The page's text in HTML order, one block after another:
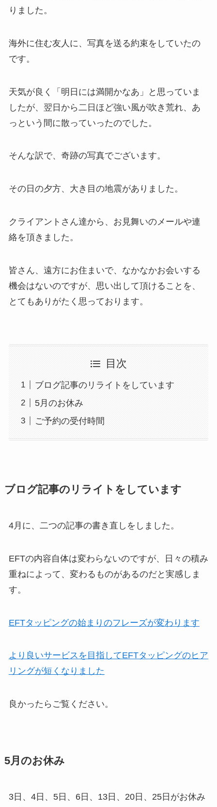
りました。
海外に住む友人に、写真を送る約束をしていたの
です。
天気が良く「明日には満開かなあ」と思っていま
したが、翌日から二日ほど強い風が吹き荒れ、あ
っという間に散っていったのでした。
そんな訳で、奇跡の写真でございます。
その日の夕方、大き目の地震がありました。
クライアントさん達から、お見舞いのメールや連
絡を頂きました。
皆さん、遠方にお住まいで、なかなかお会いする
機会はないのですが、思い出して頂けることを、
とてもありがたく思っております。
目次
ブログ記事のリライトをしています
5月のお休み
ご予約の受付時間
ブログ記事のリライトをしています
4月に、二つの記事の書き直しをしました。
EFTの内容自体は変わらないのですが、日々の積み
重ねによって、変わるものがあるのだと実感しま
す。
EFTタッピングの始まりのフレーズが変わります
より良いサービスを目指してEFTタッピングのヒア
リングが短くなりました
良かったらご覧ください。
5月のお休み
3日、4日、5日、6日、13日、20日、25日がお休み